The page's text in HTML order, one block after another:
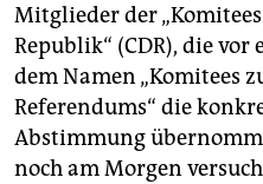
Mitglieder der
Republik“ (CDR), die
dem Namen „Komitees
Referendums“ die
Abstimmung
noch am Morgen